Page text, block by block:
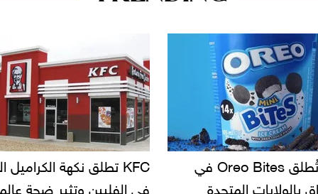
KFC تطلق نكهة الكراميل المملح
وتثير ضجة عالمية
دعوات للتحقيق في أسباب
سحب بعض ألبان